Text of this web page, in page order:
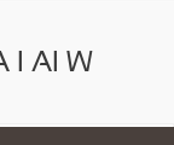
I AI W